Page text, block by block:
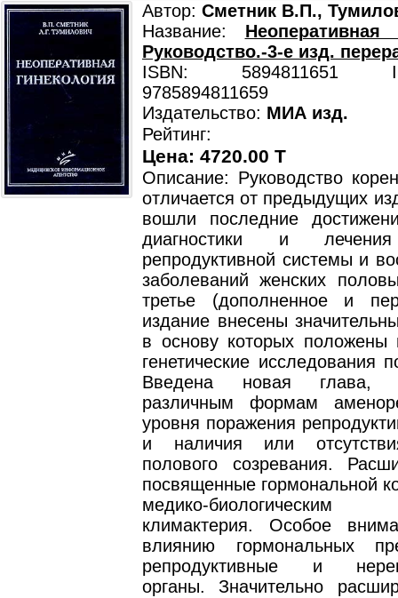
Автор: Сметник В.П.,
Название: Неоперативная
Руководство.-3-е изд.
ISBN: 5894811651
9785894811659
Издательство: МИА изд.
Рейтинг:
Цена: 4720.00 T
Описание: Руководство
отличается от предыдущих
вошли последние
диагностики и
репродуктивной системы и
заболеваний женских
третье (дополненное и
издание внесены
в основу которых положены
генетические исследования
Введена новая глава,
различным формам
уровня поражения
и наличия или
полового созревания.
посвященные гормональной
медико-биологическим
климактерия. Особое
влиянию гормональных
репродуктивные и
органы. Значительно